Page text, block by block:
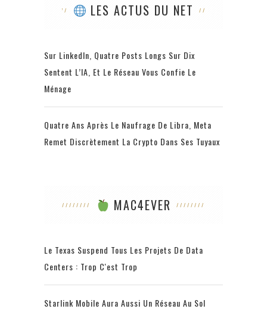
LES ACTUS DU NET
Sur LinkedIn, Quatre Posts Longs Sur Dix
Sentent L’IA, Et Le Réseau Vous Confie Le
Ménage
Quatre Ans Après Le Naufrage De Libra, Meta
Remet Discrètement La Crypto Dans Ses Tuyaux
MAC4EVER
Le Texas Suspend Tous Les Projets De Data
Centers : Trop C'est Trop
Starlink Mobile Aura Aussi Un Réseau Au Sol